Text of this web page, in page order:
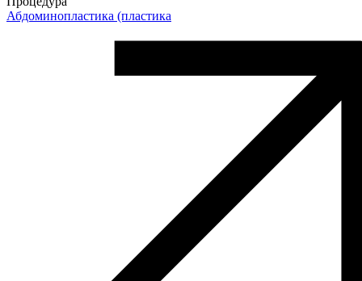
Абдоминопластика (пластика